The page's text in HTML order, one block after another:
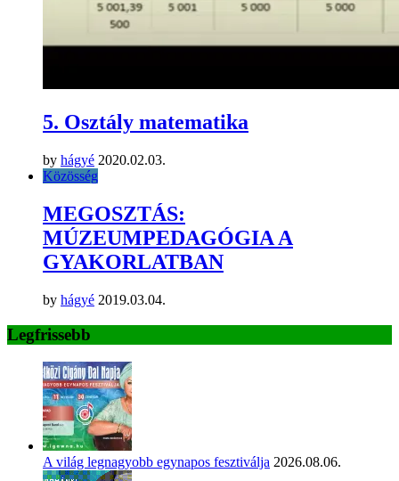
5. Osztály matematika
by hágyé 2020.02.03.
Közösség
MEGOSZTÁS:
MÚZEUMPEDAGÓGIA A
GYAKORLATBAN
by hágyé 2019.03.04.
Legfrissebb
A világ legnagyobb egynapos fesztiválja 2026.08.06.